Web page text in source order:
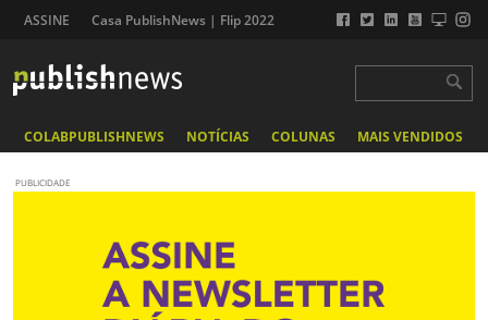
ASSINE Casa PublishNews | Flip 2022
COLABPUBLISHNEWS NOTÍCIAS COLUNAS MAIS VENDIDOS
PUBLICIDADE